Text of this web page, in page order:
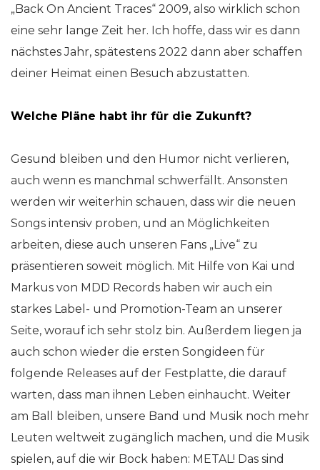
„Back On Ancient Traces“ 2009, also wirklich schon
eine sehr lange Zeit her. Ich hoffe, dass wir es dann
nächstes Jahr, spätestens 2022 dann aber schaffen
deiner Heimat einen Besuch abzustatten.
Welche Pläne habt ihr für die Zukunft?
Gesund bleiben und den Humor nicht verlieren,
auch wenn es manchmal schwerfällt. Ansonsten
werden wir weiterhin schauen, dass wir die neuen
Songs intensiv proben, und an Möglichkeiten
arbeiten, diese auch unseren Fans „Live“ zu
präsentieren soweit möglich. Mit Hilfe von Kai und
Markus von MDD Records haben wir auch ein
starkes Label- und Promotion-Team an unserer
Seite, worauf ich sehr stolz bin. Außerdem liegen ja
auch schon wieder die ersten Songideen für
folgende Releases auf der Festplatte, die darauf
warten, dass man ihnen Leben einhaucht. Weiter
am Ball bleiben, unsere Band und Musik noch mehr
Leuten weltweit zugänglich machen, und die Musik
spielen, auf die wir Bock haben: METAL! Das sind